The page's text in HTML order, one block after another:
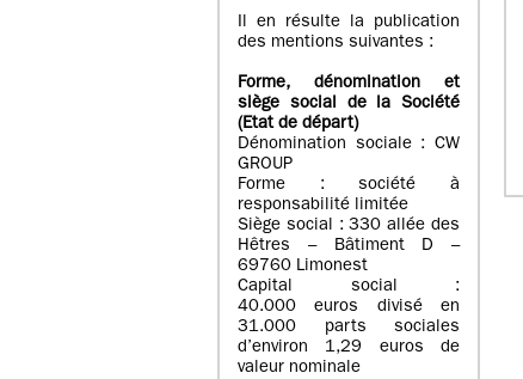
Il en résulte la publication
des mentions suivantes :
Forme, dénomination et
siège social de la Société
(Etatde départ)
Dénomination sociale : CW
GROUP
Forme : société à
responsabilité limitée
Siège social : 330 allée des
Hêtres – Bâtiment D –
69760 Limonest
Capital social :
40.000 euros divisé en
31.000 parts sociales
d’environ 1,29 euros de
valeur nominale